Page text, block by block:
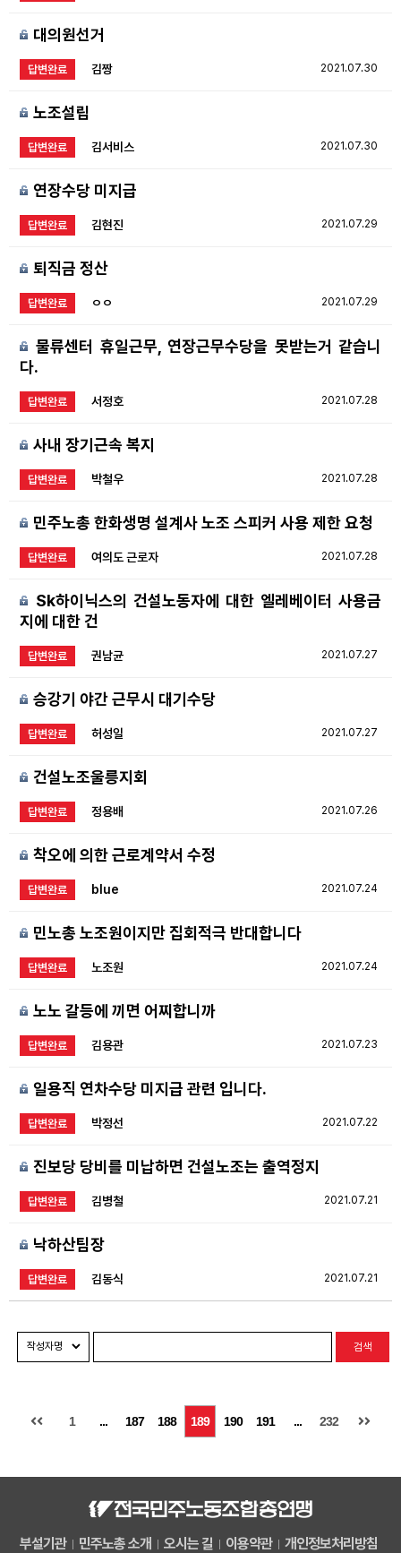
대의원선거
답변완료 2021.07.30
김짱
노조설립
답변완료 2021.07.30
김서비스
연장수당 미지급
답변완료 2021.07.29
김현진
퇴직금 정산
답변완료 2021.07.29
ㅇㅇ
물류센터 휴일근무, 연장근무수당을 못받는거 같습니
다.
답변완료 2021.07.28
서정호
사내 장기근속 복지
답변완료 2021.07.28
박철우
민주노총 한화생명 설계사 노조 스피커 사용 제한 요청
답변완료 2021.07.28
여의도 근로자
Sk하이닉스의 건설노동자에 대한 엘레베이터 사용금
지에 대한 건
답변완료 2021.07.27
권남균
승강기 야간 근무시 대기수당
답변완료 2021.07.27
허성일
건설노조울릉지회
답변완료 2021.07.26
정용배
착오에 의한 근로계약서 수정
답변완료 2021.07.24
blue
민노총 노조원이지만 집회적극 반대합니다
답변완료 2021.07.24
노조원
노노 갈등에 끼면 어찌합니까
답변완료 2021.07.23
김용관
일용직 연차수당 미지급 관련 입니다.
답변완료 2021.07.22
박정선
진보당 당비를 미납하면 건설노조는 출역정지
답변완료 2021.07.21
김병철
낙하산팀장
답변완료 2021.07.21
김동식
검색
1 ... 187 188 189 190 191 ... 232
부설기관 민주노총 소개 오시는 길 이용약관 개인정보처리방침